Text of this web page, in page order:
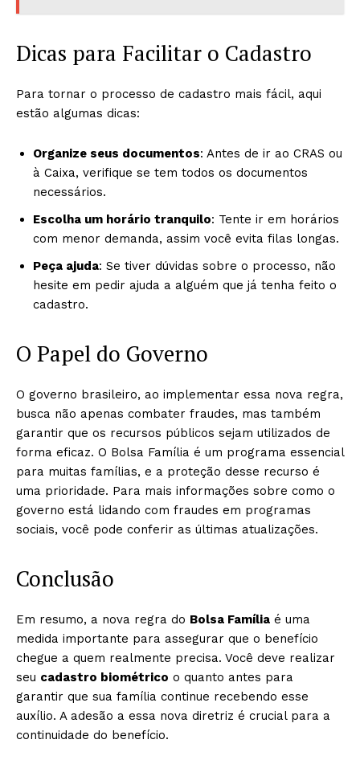
Dicas para Facilitar o Cadastro
Para tornar o processo de cadastro mais fácil, aqui
estão algumas dicas:
Organize seus documentos: Antes de ir ao CRAS ou
à Caixa, verifique se tem todos os documentos
necessários.
Escolha um horário tranquilo: Tente ir em horários
com menor demanda, assim você evita filas longas.
Peça ajuda: Se tiver dúvidas sobre o processo, não
hesite em pedir ajuda a alguém que já tenha feito o
cadastro.
O Papel do Governo
O governo brasileiro, ao implementar essa nova regra,
busca não apenas combater fraudes, mas também
garantir que os recursos públicos sejam utilizados de
forma eficaz. O Bolsa Família é um programa essencial
para muitas famílias, e a proteção desse recurso é
uma prioridade. Para mais informações sobre como o
governo está lidando com fraudes em programas
sociais, você pode conferir as últimas atualizações.
Conclusão
Em resumo, a nova regra do Bolsa Família é uma
medida importante para assegurar que o benefício
chegue a quem realmente precisa. Você deve realizar
seu cadastro biométrico o quanto antes para
garantir que sua família continue recebendo esse
auxílio. A adesão a essa nova diretriz é crucial para a
continuidade do benefício.